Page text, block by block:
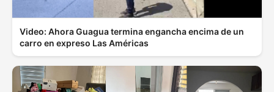
Video: Ahora Guagua termina engancha encima de un
carro en expreso Las Américas